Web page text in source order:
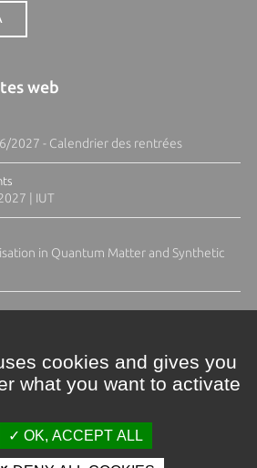
web
2027 - Calendrier des rentrées
| IUT
in Quantum Matter and Synthetic
cookies and gives you
what you want to activate
OK, ACCEPT ALL